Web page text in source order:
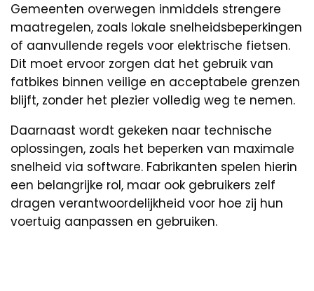
Gemeenten overwegen inmiddels strengere
maatregelen, zoals lokale snelheidsbeperkingen
of aanvullende regels voor elektrische fietsen.
Dit moet ervoor zorgen dat het gebruik van
fatbikes binnen veilige en acceptabele grenzen
blijft, zonder het plezier volledig weg te nemen.
Daarnaast wordt gekeken naar technische
oplossingen, zoals het beperken van maximale
snelheid via software. Fabrikanten spelen hierin
een belangrijke rol, maar ook gebruikers zelf
dragen verantwoordelijkheid voor hoe zij hun
voertuig aanpassen en gebruiken.